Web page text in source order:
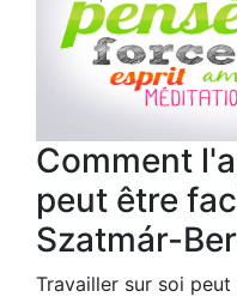
Comment
peut être
Szatmár-
Travailler sur soi